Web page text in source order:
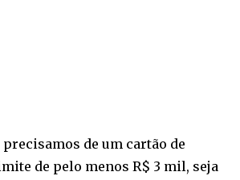
de um cartão de
de pelo menos R$ 3 mil, seja